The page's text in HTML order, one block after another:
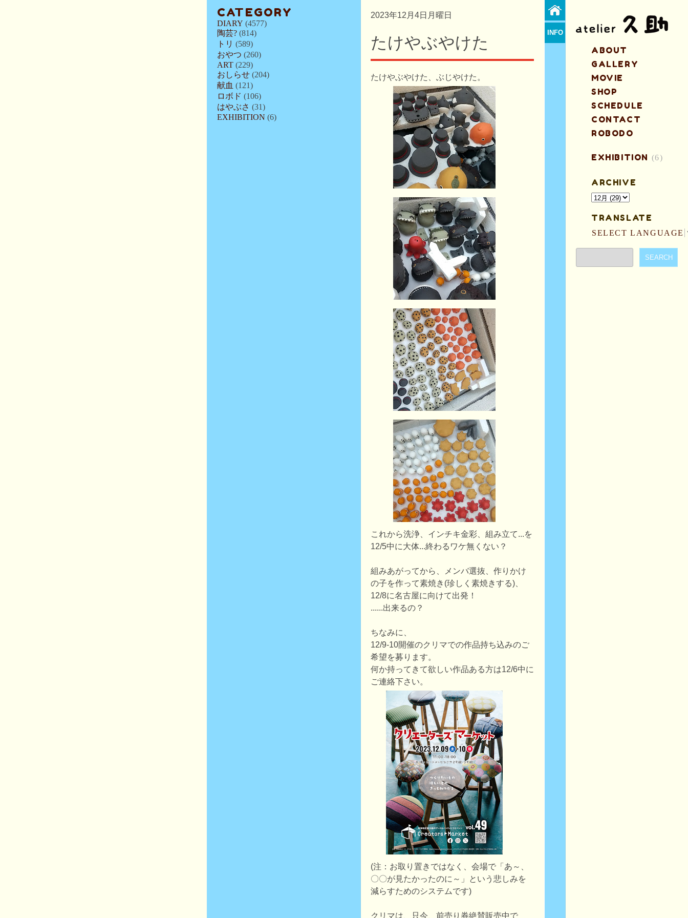
CATEGORY
DIARY (4577)
陶芸? (814)
トリ (589)
おやつ (260)
ART (229)
おしらせ (204)
献血 (121)
ロボド (106)
はやぶさ (31)
EXHIBITION (6)
2023年12月4日月曜日
たけやぶやけた
たけやぶやけた、ぶじやけた。
これから洗浄、インチキ金彩、組み立て...を
12/5中に大体...終わるワケ無くない？
組みあがってから、メンバ選抜、作りかけ
の子を作って素焼き(珍しく素焼きする)、
12/8に名古屋に向けて出発！
......出来るの？
ちなみに、
12/9-10開催のクリマでの作品持ち込みのご
希望を募ります。
何か持ってきて欲しい作品ある方は12/6中に
ご連絡下さい。
(注：お取り置きではなく、会場で「あ～、
〇〇が見たかったのに～」という悲しみを
減らすためのシステムです)
クリマは、只今、前売り券絶賛販売中で
INFO
ABOUT
GALLERY
MOVIE
SHOP
SCHEDULE
CONTACT
ROBODO
EXHIBITION (6)
ARCHIVE
TRANSLATE
SELECT LANGUAGE